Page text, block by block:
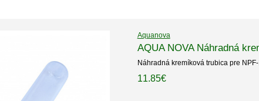
Aquanova
AQUA NOVA Náhradná
Náhradná kremíková trubica pre
11.85€